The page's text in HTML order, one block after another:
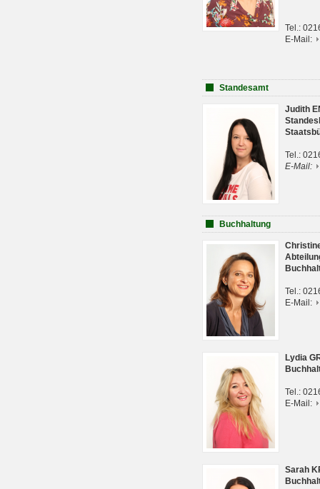
Tel.:
E-Mail:
Standesamt
Judith
Tel.:
E-Mail:
Buchhaltung
Tel.:
E-Mail:
Lydia
Tel.:
E-Mail:
Sarah